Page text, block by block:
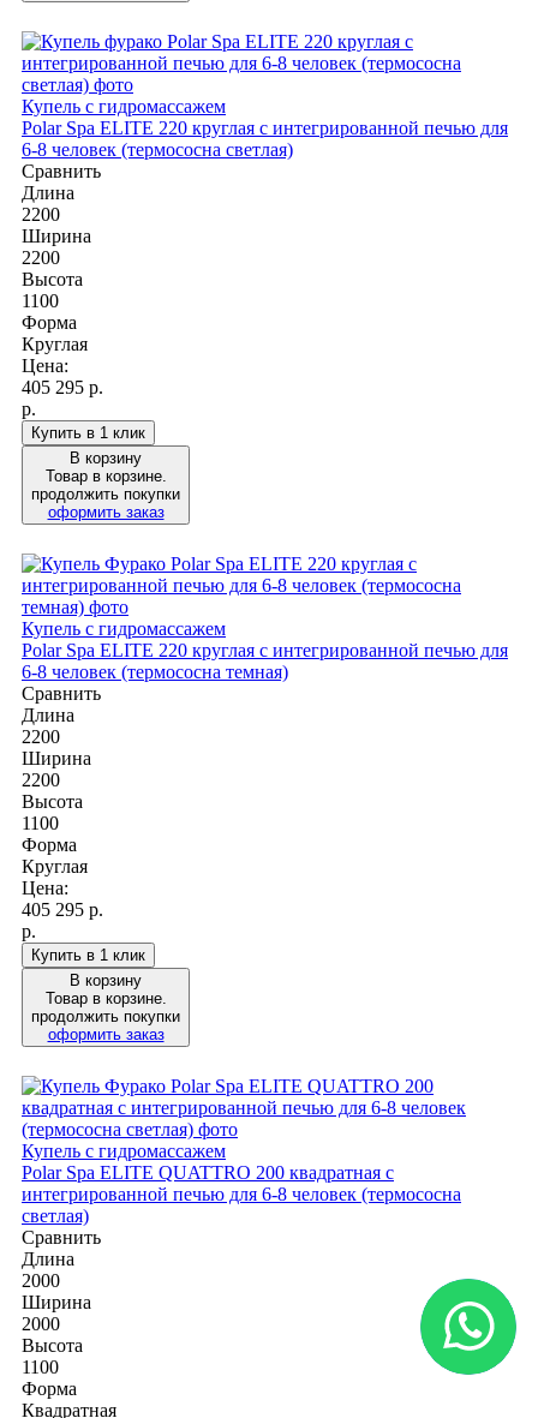
Купель с гидромассажем
Polar Spa ELITE 220 круглая с интегрированной печью для
6-8 человек (термососна светлая)
Сравнить
Длина
2200
Ширина
2200
Высота
1100
Форма
Круглая
Цена:
405 295 р.
р.
Купить в 1 клик
В корзину
Товар в корзине.
продолжить покупки
оформить заказ
Купель с гидромассажем
Polar Spa ELITE 220 круглая с интегрированной печью для
6-8 человек (термососна темная)
Сравнить
Длина
2200
Ширина
2200
Высота
1100
Форма
Круглая
Цена:
405 295 р.
р.
Купить в 1 клик
В корзину
Товар в корзине.
продолжить покупки
оформить заказ
Купель с гидромассажем
Polar Spa ELITE QUATTRO 200 квадратная с
интегрированной печью для 6-8 человек (термососна
светлая)
Сравнить
Длина
2000
Ширина
2000
Высота
1100
Форма
Квадратная